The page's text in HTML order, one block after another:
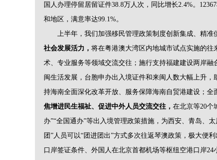
国人办理停留居留证件38.8万人次，同比增长2.4%。
和地区，满意率达99.1%。
上半年，我们加强移民管理政策制度创新集成、精准
社会发展活力， 将在粤港澳大湾区内地城市试点实施的
术、专业服务等领域交流交往；施行支持福建建设两岸
闽生活发展，台胞申办出入境证件和来闽人数大幅上升
持海南全面深化改革开放、服务保障海南自贸港建设；
焦增进民生福祉、促进中外人员交流交往， 在北京等20个
办”“全国通办”等出入境管理政策措施，为西安、青岛、
团”人员可以“团进团出”方式多次往返琴澳政策，极大便
口岸签证条件、外国人在北京首都机场等枢纽空港口岸